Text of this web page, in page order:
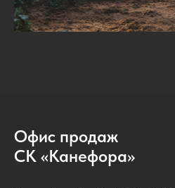
Офис продаж
СК «Канефора»